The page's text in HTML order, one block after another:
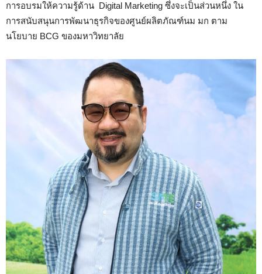
การอบรมให้ความรู้ด้าน Digital Marketing ซึ่งจะเป็นส่วนหนึ่ง ใน
การสนับสนุนการพัฒนาธุรกิจของศูนย์ผลิตภัณฑ์นม มก ตาม
นโยบาย BCG ของมหาวิทยาลัย